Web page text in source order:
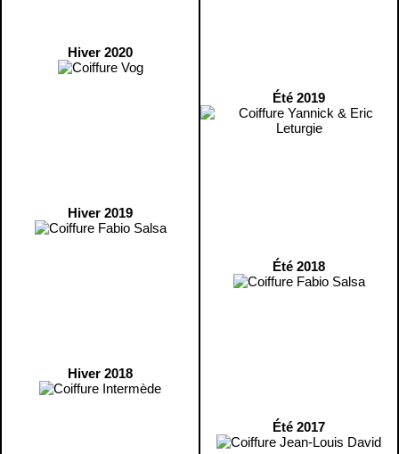
Hiver 2020
Hiver 2019
Hiver 2018
Été 2019
Été 2018
Été 2017